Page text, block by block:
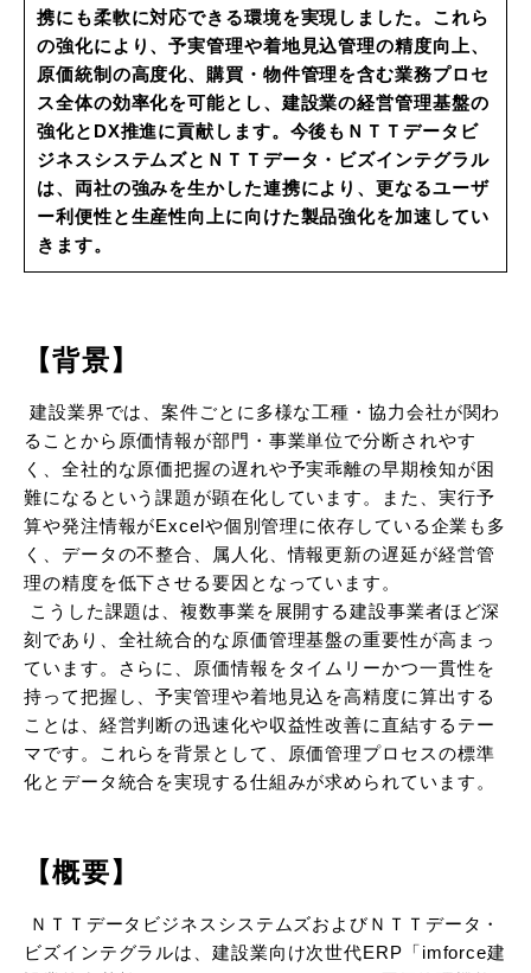
携にも柔軟に対応できる環境を実現しました。これら
の強化により、予実管理や着地見込管理の精度向上、
原価統制の高度化、購買・物件管理を含む業務プロセ
ス全体の効率化を可能とし、建設業の経営管理基盤の
強化とDX推進に貢献します。今後もＮＴＴデータビ
ジネスシステムズとＮＴＴデータ・ビズインテグラル
は、両社の強みを生かした連携により、更なるユーザ
ー利便性と生産性向上に向けた製品強化を加速してい
きます。
【背景】
建設業界では、案件ごとに多様な工種・協力会社が関わ
ることから原価情報が部門・事業単位で分断されやす
く、全社的な原価把握の遅れや予実乖離の早期検知が困
難になるという課題が顕在化しています。また、実行予
算や発注情報がExcelや個別管理に依存している企業も多
く、データの不整合、属人化、情報更新の遅延が経営管
理の精度を低下させる要因となっています。
こうした課題は、複数事業を展開する建設事業者ほど深
刻であり、全社統合的な原価管理基盤の重要性が高まっ
ています。さらに、原価情報をタイムリーかつ一貫性を
持って把握し、予実管理や着地見込を高精度に算出する
ことは、経営判断の迅速化や収益性改善に直結するテー
マです。これらを背景として、原価管理プロセスの標準
化とデータ統合を実現する仕組みが求められています。
【概要】
ＮＴＴデータビジネスシステムズおよびＮＴＴデータ・
ビズインテグラルは、建設業向け次世代ERP「imforce建